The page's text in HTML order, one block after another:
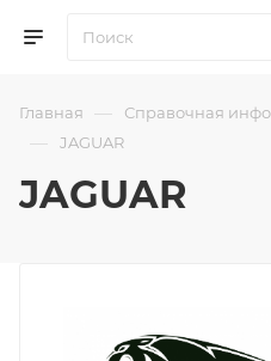
Главная — Справочная
— JAGUAR
JAGUAR